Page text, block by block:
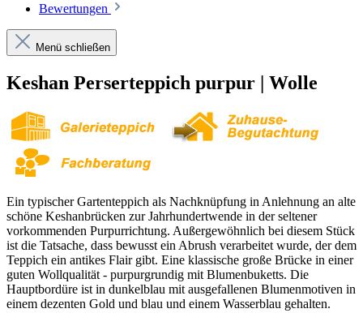
Bewertungen
Menü schließen
Keshan Perserteppich purpur | Wolle
Ein typischer Gartenteppich als Nachknüpfung in Anlehnung an alte
schöne Keshanbrücken zur Jahrhundertwende in der seltener
vorkommenden Purpurrichtung. Außergewöhnlich bei diesem Stück
ist die Tatsache, dass bewusst ein Abrush verarbeitet wurde, der dem
Teppich ein antikes Flair gibt. Eine klassische große Brücke in einer
guten Wollqualität - purpurgrundig mit Blumenbuketts. Die
Hauptbordüre ist in dunkelblau mit ausgefallenen Blumenmotiven in
einem dezenten Gold und blau und einem Wasserblau gehalten.